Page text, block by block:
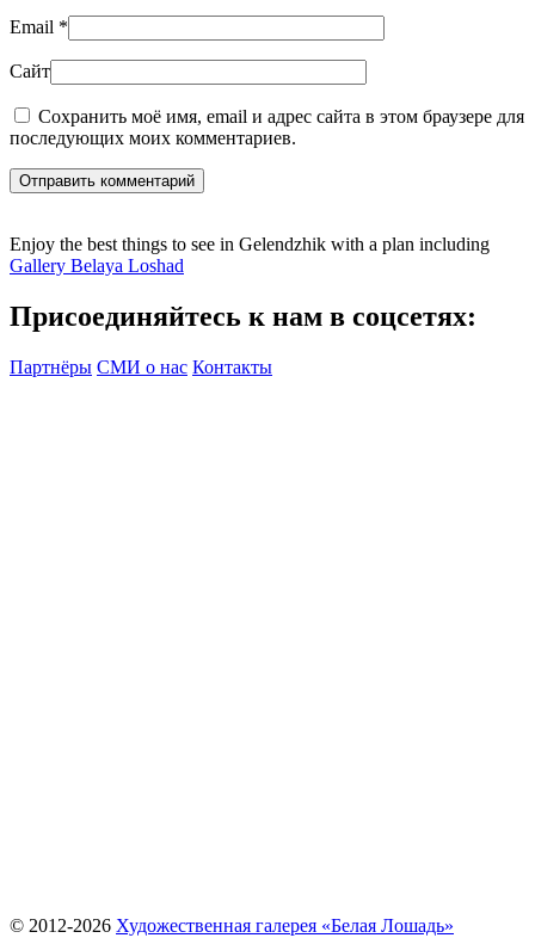
Email *
Сайт
Сохранить моё имя, email и адрес сайта в этом браузере для
последующих моих комментариев.
Отправить комментарий
Enjoy the best things to see in Gelendzhik with a plan including
Gallery Belaya Loshad
Присоединяйтесь к нам в соцсетях:
Партнёры СМИ о нас Контакты
© 2012-2026 Художественная галерея «Белая Лошадь»